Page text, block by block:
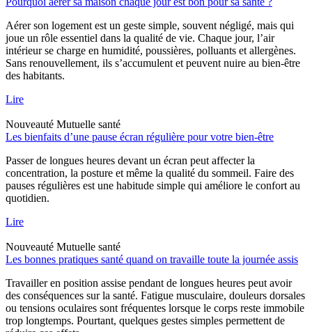
Aérer son logement est un geste simple, souvent négligé, mais qui
joue un rôle essentiel dans la qualité de vie. Chaque jour, l’air
intérieur se charge en humidité, poussières, polluants et allergènes.
Sans renouvellement, ils s’accumulent et peuvent nuire au bien-être
des habitants.
Lire
Nouveauté Mutuelle santé
Les bienfaits d’une pause écran régulière pour votre bien-être
Passer de longues heures devant un écran peut affecter la
concentration, la posture et même la qualité du sommeil. Faire des
pauses régulières est une habitude simple qui améliore le confort au
quotidien.
Lire
Nouveauté Mutuelle santé
Les bonnes pratiques santé quand on travaille toute la journée assis
Travailler en position assise pendant de longues heures peut avoir
des conséquences sur la santé. Fatigue musculaire, douleurs dorsales
ou tensions oculaires sont fréquentes lorsque le corps reste immobile
trop longtemps. Pourtant, quelques gestes simples permettent de